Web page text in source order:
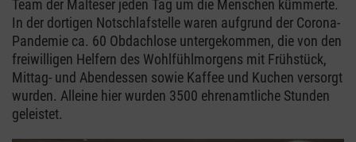
Team der Malteser jeden Tag um die Menschen kümmerte.
In der dortigen Notschlafstelle waren aufgrund der Corona-
Pandemie ca. 60 Obdachlose untergekommen, die von den
freiwilligen Helfern des Wohlfühlmorgens mit Frühstück,
Mittag- und Abendessen sowie Kaffee und Kuchen versorgt
wurden. Alleine hier wurden 3500 ehrenamtliche Stunden
geleistet.